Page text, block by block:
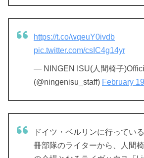
https://t.co/wqeuY0ivdb
pic.twitter.com/csIC4g14yr
— NINGEN ISU(人間椅子
(@ningenisu_staff) February
ドイツ・ベルリンに行ってい
冊部隊のライターから、人間